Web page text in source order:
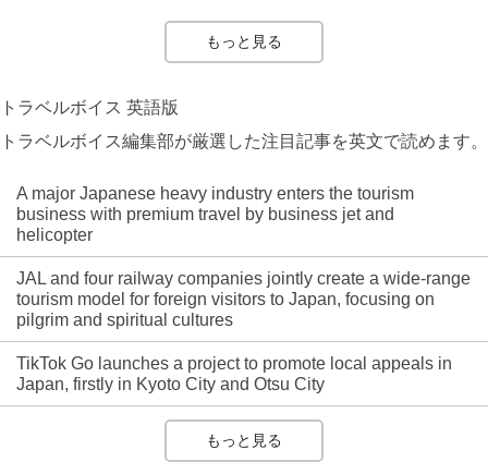
もっと見る
トラベルボイス 英語版
トラベルボイス編集部が厳選した注目記事を英文で読めます。
A major Japanese heavy industry enters the tourism
business with premium travel by business jet and
helicopter
JAL and four railway companies jointly create a wide-range
tourism model for foreign visitors to Japan, focusing on
pilgrim and spiritual cultures
TikTok Go launches a project to promote local appeals in
Japan, firstly in Kyoto City and Otsu City
もっと見る